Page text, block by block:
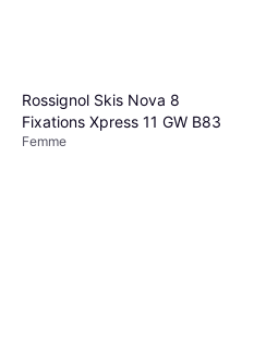
Rossignol Skis Nova 8
Fixations Xpress 11 GW B83
Femme